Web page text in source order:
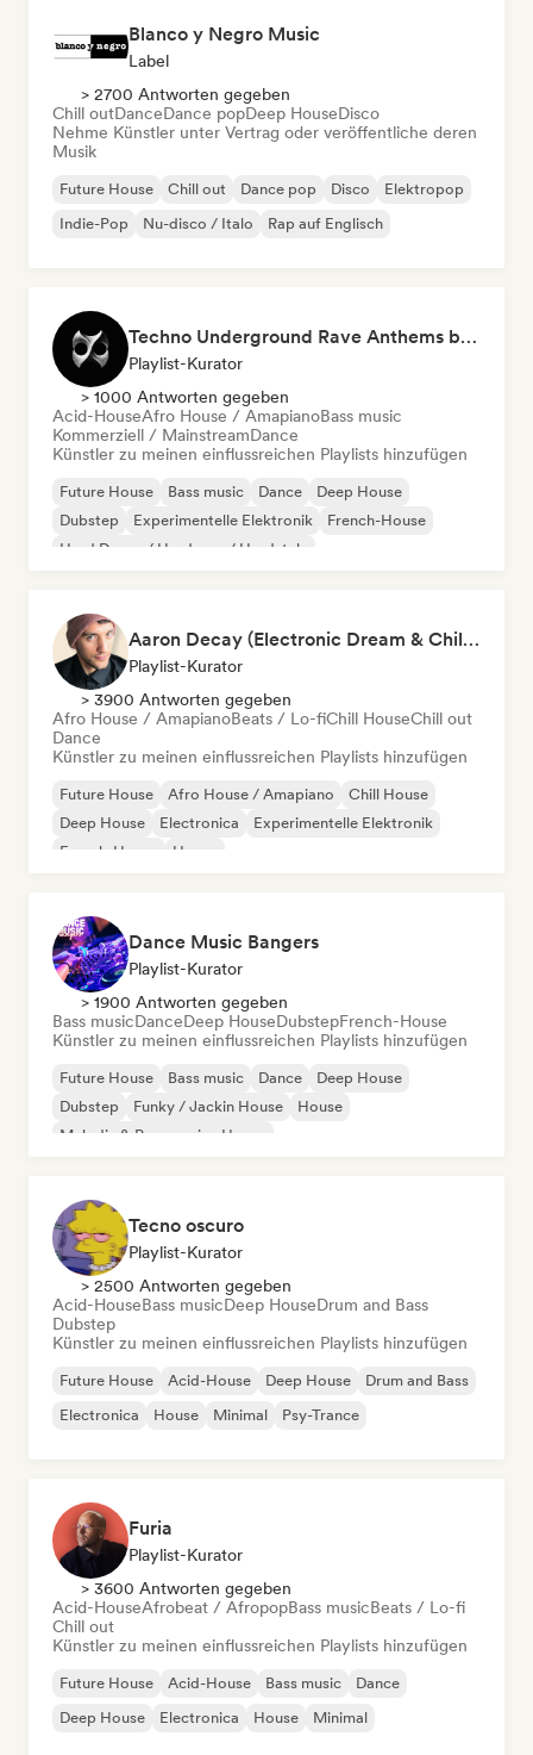
Blanco y Negro Music
Label
> 2700 Antworten gegeben
Chill outDanceDance popDeep HouseDisco
Nehme Künstler unter Vertrag oder veröffentliche deren
Musik
Future House Chill out Dance pop Disco
Elektropop
Indie-Pop
Nu-disco / Italo Rap auf Englisch
Techno Underground Rave Anthems by Orphium
Playlist-Kurator
> 1000 Antworten gegeben
Acid-HouseAfro House / AmapianoBass music
Kommerziell / MainstreamDance
Künstler zu meinen einflussreichen Playlists hinzufügen
Future House Bass music Dance
Deep House
Dubstep
Experimentelle Elektronik
French-House
Hard Dance / Hardcore / Hardstyle
Aaron Decay (Electronic Dream & Chill Electronic Dream playlists)
Playlist-Kurator
> 3900 Antworten gegeben
Afro House / AmapianoBeats / Lo-fiChill HouseChill out
Dance
Künstler zu meinen einflussreichen Playlists hinzufügen
Future House Afro House / Amapiano
Chill House
Deep House
Electronica
Experimentelle Elektronik
French-House
House
Dance Music Bangers
Playlist-Kurator
> 1900 Antworten gegeben
Bass musicDanceDeep HouseDubstepFrench-House
Künstler zu meinen einflussreichen Playlists hinzufügen
Future House Bass music Dance
Deep House
Dubstep
Funky / Jackin House
House
Melodic & Progressive House
Tecno oscuro
Playlist-Kurator
> 2500 Antworten gegeben
Acid-HouseBass musicDeep HouseDrum and Bass
Dubstep
Künstler zu meinen einflussreichen Playlists hinzufügen
Future House Acid-House Deep House
Drum and Bass
Electronica
House Minimal Psy-Trance
Furia
Playlist-Kurator
> 3600 Antworten gegeben
Acid-HouseAfrobeat / AfropopBass musicBeats / Lo-fi
Chill out
Künstler zu meinen einflussreichen Playlists hinzufügen
Future House Acid-House Bass music
Dance
Deep House
Electronica House Minimal